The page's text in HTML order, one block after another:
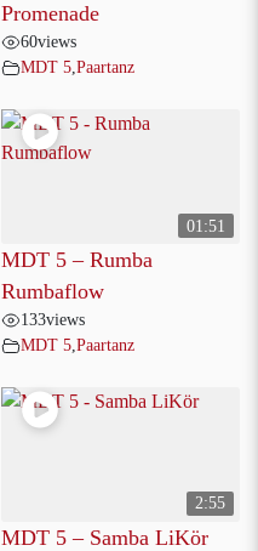
Promenade
60views
MDT 5 Paartanz
01:51
MDT 5 – Rumba
Rumbaflow
133views
MDT 5 Paartanz
2:55
MDT 5 – Samba LiKör